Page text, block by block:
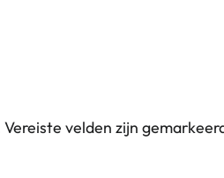
Vereiste velden zijn